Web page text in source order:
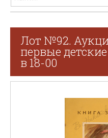
Лот №92.
первые
в 18-00